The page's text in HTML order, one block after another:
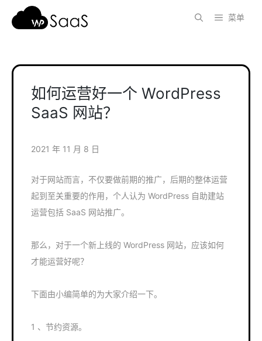
菜单
如何运营好一个 WordPress
SaaS 网站？
2021 年 11 月 8 日
对于网站而言，不仅要做前期的推广，后期的整体运营
起到至关重要的作用，个人认为 WordPress 自助建站
运营包括 SaaS 网站推广。
那么，对于一个新上线的 WordPress 网站，应该如何
才能运营好呢？
下面由小编简单的为大家介绍一下。
1 、节约资源。